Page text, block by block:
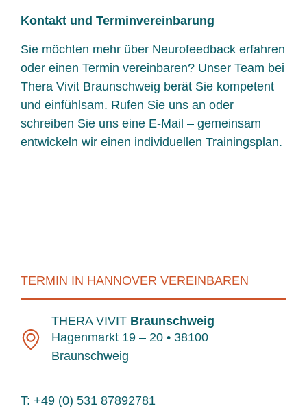
Kontakt und Terminvereinbarung
Sie möchten mehr über Neurofeedback erfahren
oder einen Termin vereinbaren? Unser Team bei
Thera Vivit Braunschweig berät Sie kompetent
und einfühlsam. Rufen Sie uns an oder
schreiben Sie uns eine E-Mail – gemeinsam
entwickeln wir einen individuellen Trainingsplan.
TERMIN IN HANNOVER VEREINBAREN
THERA VIVIT Braunschweig
Hagenmarkt 19 – 20 • 38100
Braunschweig
T: +49 (0) 531 87892781